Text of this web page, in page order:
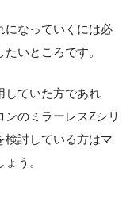
になっていくには必
いところです。
していた方であれ
のミラーレスZシリ
検討している方はマ
う。